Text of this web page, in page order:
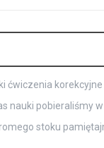
ćwiczenia korekcyjne
nauki pobieraliśmy
stoku